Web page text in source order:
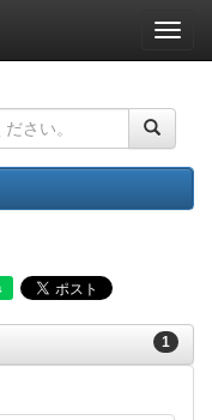
ナ
ビ
ー
ョ
ン
1